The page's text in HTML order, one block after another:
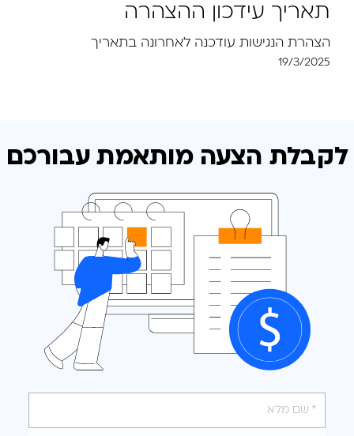
תאריך עידכון ההצהרה
הצהרת הנגישות עודכנה לאחרונה בתאריך
19/3/2025
לקבלת הצעה מותאמת עבורכם
אנא
מלאו